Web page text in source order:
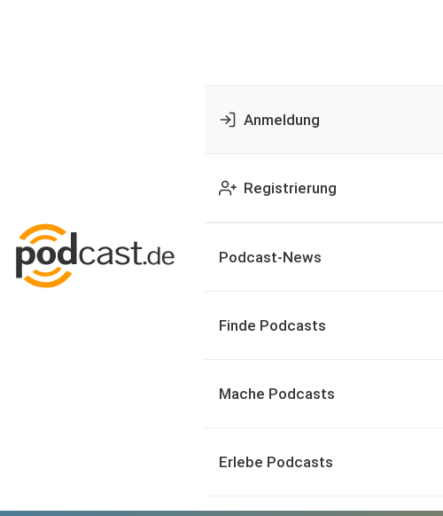
Anmeldung
Registrierung
Podcast-News
Finde Podcasts
Mache Podcasts
Erlebe Podcasts